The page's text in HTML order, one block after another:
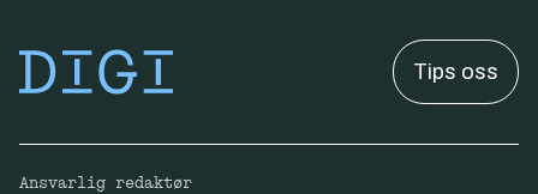
Tips oss
Ansvarlig redaktør